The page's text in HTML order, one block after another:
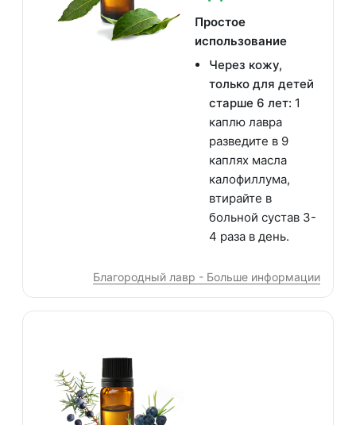
Простое
использование
Через кожу,
только для детей
старше 6 лет: 1
каплю лавра
разведите в 9
каплях масла
калофиллума,
втирайте в
больной сустав 3-
4 раза в день.
Благородный лавр - Больше информации